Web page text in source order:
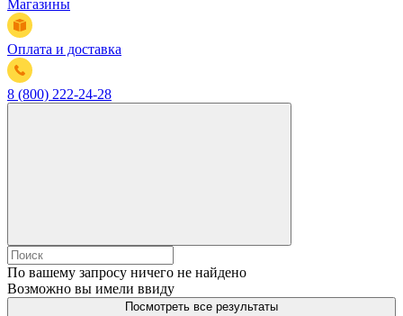
Магазины
Оплата и доставка
8 (800) 222-24-28
По вашему запросу ничего не найдено
Возможно вы имели ввиду
Посмотреть все результаты